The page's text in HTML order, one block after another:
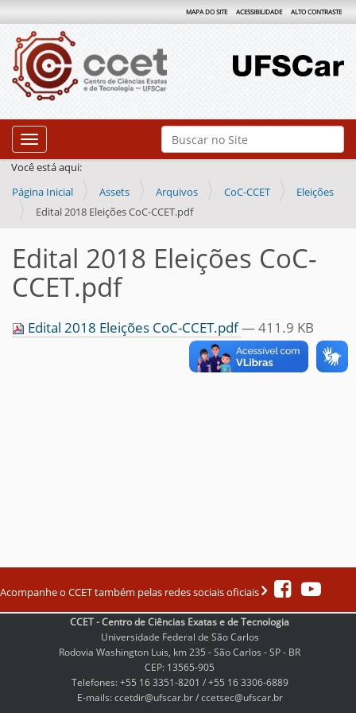
Busca
Busca Avançada…
MAPA DO SITE ACESSIBILIDADE ALTO CONTRASTE
Toggle navigation
Você está aqui:
Página Inicial
Assets Arquivos CoC-CCET
Eleições
Edital 2018 Eleições CoC-CCET.pdf
Edital 2018 Eleições CoC-
CCET.pdf
Edital 2018 Eleições CoC-CCET.pdf— 411.9 KB
Acompanhe o CCET também pelas redes sociais oficiais
CCET - Centro de Ciências Exatas e de Tecnologia
Universidade Federal de São Carlos
Rodovia Washington Luis, km 235 - São Carlos - SP - BR
CEP: 13565-905
Telefones: +55 16 3351-8201 / +55 16 3306-6889
E-mails: ccetdir@ufscar.br / ccetsec@ufscar.br